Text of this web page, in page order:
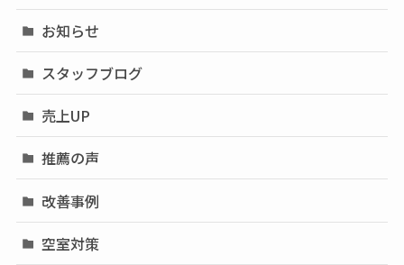
お知らせ
スタッフブログ
売上UP
推薦の声
改善事例
空室対策